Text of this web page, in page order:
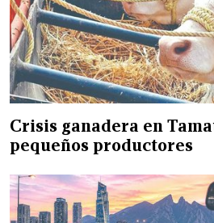
Crisis ganadera en
pequeños productores